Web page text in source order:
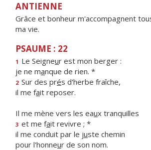
ANTIENNE
Grâce et bonheur m'accompagnent
ma vie.
PSAUME : 22
1 Le Seigneur est mon berger :
je ne manque de rien. *
2 Sur des prés d'herbe fraîche,
il me fait reposer.
Il me mène vers les eaux tranquilles
3 et me fait revivre ; *
il me conduit par le juste chemin
pour l'honneur de son nom.